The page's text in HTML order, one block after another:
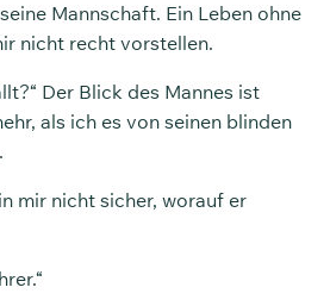
Mannschaft. Ein Leben ohne
nicht recht vorstellen.
Der Blick des Mannes ist
als ich es von seinen blinden
mir nicht sicher, worauf er